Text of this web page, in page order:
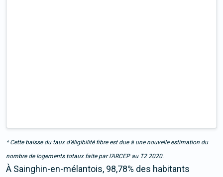
* Cette baisse du taux d’éligibilité fibre est due à une nouvelle estimation du
nombre de logements totaux faite par l’ARCEP au T2 2020.
À Sainghin-en-mélantois, 98,78% des habitants